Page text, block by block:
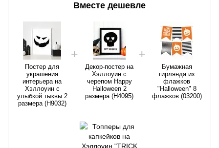
Вместе дешевле
Постер для
украшения
интерьера на
Хэллоуин с
улыбкой тыквы 2
размера (H9032)
Декор-постер на
Хэллоуин с
черепом Happy
Halloween 2
размера (H4095)
Бумажная
гирлянда из
флажков
"Halloween" 8
флажков (03200)